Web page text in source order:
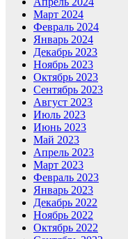
Март 2024
Февраль 2024
Январь 2024
Декабрь 2023
Ноябрь 2023
Октябрь 2023
Сентябрь 2023
Август 2023
Июль 2023
Июнь 2023
Май 2023
Апрель 2023
Март 2023
Февраль 2023
Январь 2023
Декабрь 2022
Ноябрь 2022
Октябрь 2022